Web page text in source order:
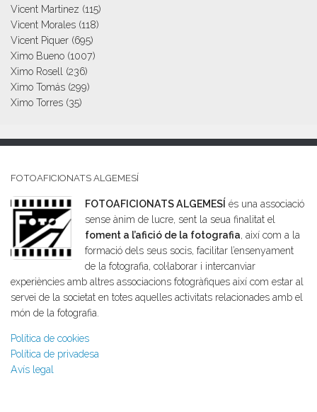
Vicent Martinez (115)
Vicent Morales (118)
Vicent Piquer (695)
Ximo Bueno (1007)
Ximo Rosell
(236)
Ximo Tomás (299)
Ximo Torres (35)
FOTOAFICIONATS ALGEMESÍ
FOTOAFICIONATS ALGEMESÍ és una associació
sense ànim de lucre, sent la seua finalitat el
foment a l’afició de la fotografia, així com a la
formació dels seus socis, facilitar l’ensenyament
de la fotografia, col·laborar i intercanviar
experiències amb altres associacions fotogràfiques així com estar al
servei de la societat en totes aquelles activitats relacionades amb el
món de la fotografia.
Política de cookies
Política de privadesa
Avís legal